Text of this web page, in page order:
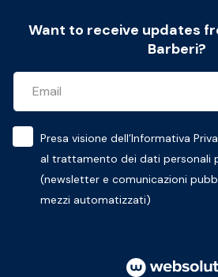
Want to receive updates
Barberi?
Presa visione dell’Informativa
al trattamento dei dati personali
(newsletter e comunicazioni
mezzi automatizzati)